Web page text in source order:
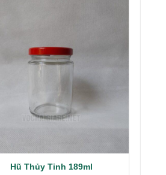
Hũ Thủy Tinh 189ml